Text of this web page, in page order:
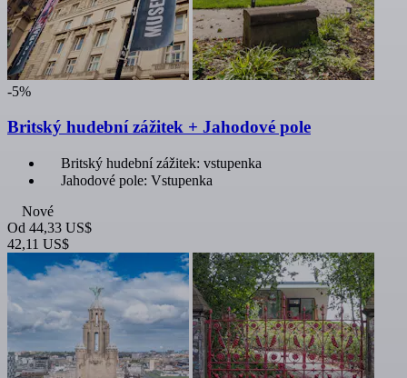
-5%
Britský hudební zážitek + Jahodové pole
Britský hudební zážitek: vstupenka
Jahodové pole: Vstupenka
Nové
Od 44,33 US$
42,11 US$